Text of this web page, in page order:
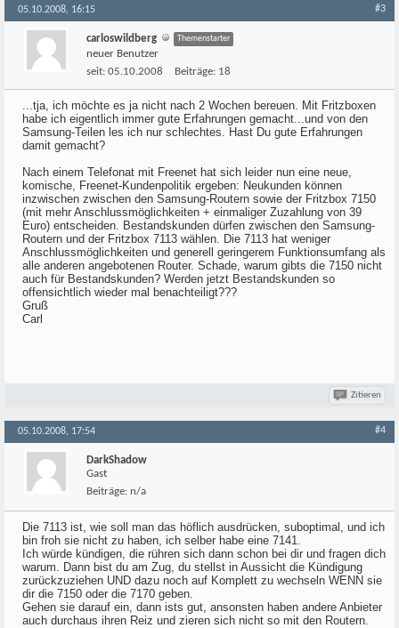
05.10.2008, 16:15 #3
carloswildberg Themenstarter
neuer Benutzer
seit: 05.10.2008 Beiträge: 18
...tja, ich möchte es ja nicht nach 2 Wochen bereuen. Mit Fritzboxen
habe ich eigentlich immer gute Erfahrungen gemacht...und von den
Samsung-Teilen les ich nur schlechtes. Hast Du gute Erfahrungen
damit gemacht?
Nach einem Telefonat mit Freenet hat sich leider nun eine neue,
komische, Freenet-Kundenpolitik ergeben: Neukunden können
inzwischen zwischen den Samsung-Routern sowie der Fritzbox 7150
(mit mehr Anschlussmöglichkeiten + einmaliger Zuzahlung von 39
Euro) entscheiden. Bestandskunden dürfen zwischen den Samsung-
Routern und der Fritzbox 7113 wählen. Die 7113 hat weniger
Anschlussmöglichkeiten und generell geringerem Funktionsumfang als
alle anderen angebotenen Router. Schade, warum gibts die 7150 nicht
auch für Bestandskunden? Werden jetzt Bestandskunden so
offensichtlich wieder mal benachteiligt???
Gruß
Carl
Zitieren
05.10.2008, 17:54 #4
DarkShadow
Gast
Beiträge: n/a
Die 7113 ist, wie soll man das höflich ausdrücken, suboptimal, und ich
bin froh sie nicht zu haben, ich selber habe eine 7141.
Ich würde kündigen, die rühren sich dann schon bei dir und fragen dich
warum. Dann bist du am Zug, du stellst in Aussicht die Kündigung
zurückzuziehen UND dazu noch auf Komplett zu wechseln WENN sie
dir die 7150 oder die 7170 geben.
Gehen sie darauf ein, dann ists gut, ansonsten haben andere Anbieter
auch durchaus ihren Reiz und zieren sich nicht so mit den Routern.